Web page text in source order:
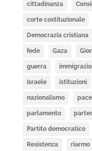
cittadinanza
corte costituzionale
Democrazia cristiana
fede Gaza
guerra
Israele istituzioni
nazionalismo pace
parlamento
Partito democratico
Resistenza riarmo